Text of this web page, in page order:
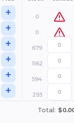
+
0
+
0
+
679
+
1162
+
594
+ 293
Total: